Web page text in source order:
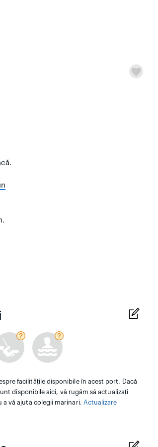
facilitățile disponibile în acest port. Dacă
disponibile aici, vă rugăm să actualizați
a vă ajuta colegii marinari. Actualizare